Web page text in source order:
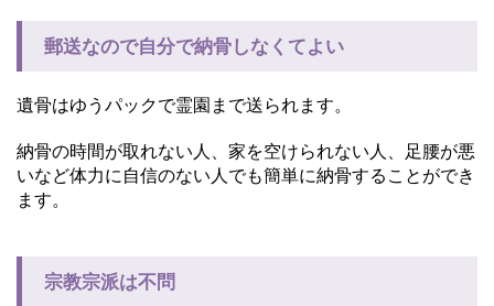
郵送なので自分で納骨しなくてよい
遺骨はゆうパックで霊園まで送られます。
納骨の時間が取れない人、家を空けられない人、足腰が悪
いなど体力に自信のない人でも簡単に納骨することができ
ます。
宗教宗派は不問